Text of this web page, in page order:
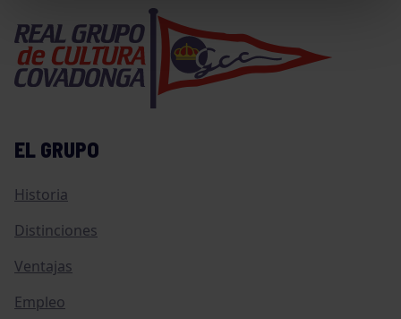
EL GRUPO
Historia
Distinciones
Ventajas
Empleo